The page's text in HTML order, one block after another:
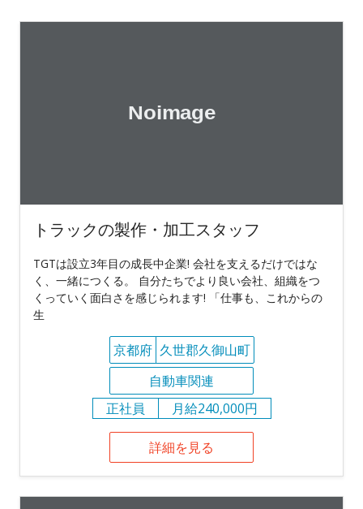
トラックの製作・加工スタッフ
TGTは設立3年目の成長中企業! 会社を支えるだけではな
く、一緒につくる。 自分たちでより良い会社、組織をつ
くっていく面白さを感じられます! 「仕事も、これからの
生
京都府 久世郡久御山町
自動車関連
正社員
月給240,000円
詳細を見る